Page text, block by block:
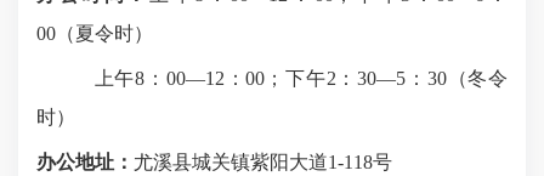
00 （夏令时）
上午8 ： 00—12 ：00 ；下午2 ：30—5 ： 30（冬令
时）
办公地址： 尤溪县城关镇紫阳大道1-118号